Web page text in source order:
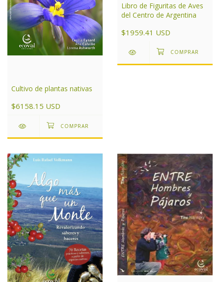
Cultivo de plantas nativas
$6158.15 USD
Libro de Figuritas de Aves
del Centro de Argentina
$1959.41 USD